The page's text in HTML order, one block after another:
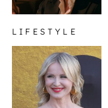
LIFESTYLE